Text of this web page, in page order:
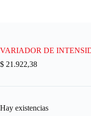
VARIADOR DE
$ 21.922,38
Hay existencias